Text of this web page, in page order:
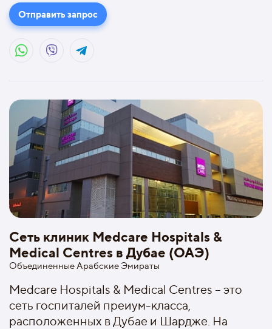
Отправить запрос
Сеть клиник Medcare Hospitals &
Medical Centres в Дубае (ОАЭ)
Объединенные Арабские Эмираты
Medcare Hospitals & Medical Centres – это
сеть госпиталей преиум-класса,
расположенных в Дубае и Шардже. На